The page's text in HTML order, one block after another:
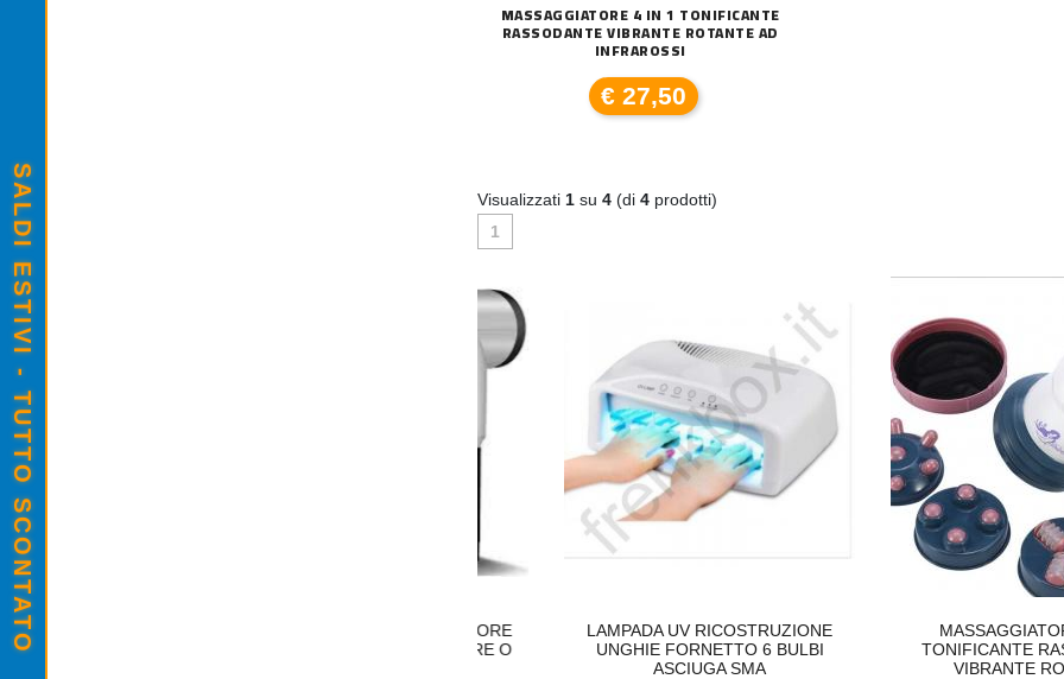
MASSAGGIATORE 4 IN 1 TONIFICANTE
RASSODANTE VIBRANTE ROTANTE AD
INFRAROSSI
€ 27,50
Visualizzati 1 su 4 (di 4 prodotti)
1
WAND
LAMPADA UV RICOSTRUZIONE
UNGHIE FORNETTO 6 BULBI
ASCIUGA SMA
MASSAGGIATORE 4 IN 1
TONIFICANTE
VIBRANTE ROTANTE
SALDI ESTIVI - TUTTO SCONTATO